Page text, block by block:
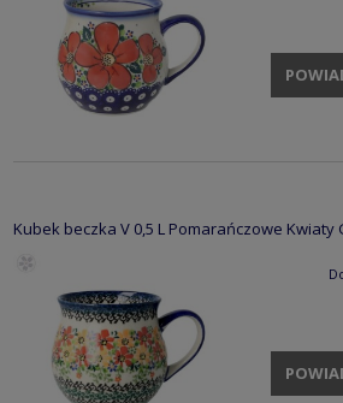
Kubek beczka V 0,5 L Pomarańczowe Kwiaty